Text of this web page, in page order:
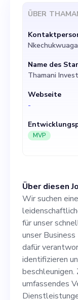
unser
die
unserer
besten
Pläne
Über diesen
Wir suchen
für unser
unser
dafür
identifizieren
umfassendes
ÜBER
Name des
Thamani Invest
Webseite
-
MVP